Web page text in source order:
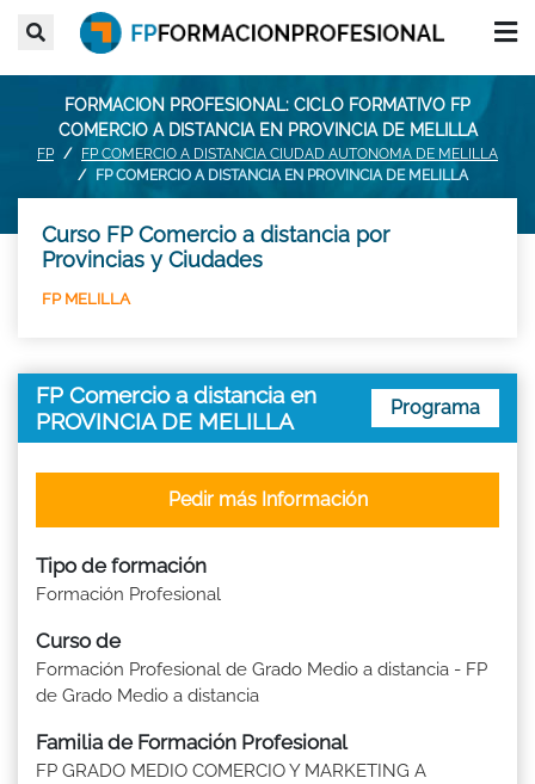
FORMACION PROFESIONAL: CICLO FORMATIVO FP
COMERCIO A DISTANCIA EN PROVINCIA DE MELILLA
FP
FP COMERCIO A DISTANCIA CIUDAD AUTONOMA DE MELILLA
FP COMERCIO A DISTANCIA EN PROVINCIA DE MELILLA
Curso FP Comercio a distancia por
Provincias y Ciudades
FP MELILLA
FP Comercio a distancia en
PROVINCIA DE MELILLA
Programa
Tipo de formación
Formación Profesional
Curso de
Formación Profesional de Grado Medio a distancia - FP
de Grado Medio a distancia
Familia de Formación Profesional
FP GRADO MEDIO COMERCIO Y MARKETING A
Pedir más Información